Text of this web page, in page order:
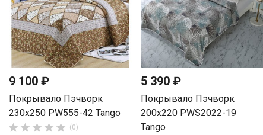
9 100 ₽
Покрывало Пэчворк
230х250 PW555-42 Tango
     (0)
5 390 ₽
Покрывало Пэчворк
200х220 PWS2022-19
Tango